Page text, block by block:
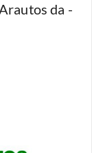
da -